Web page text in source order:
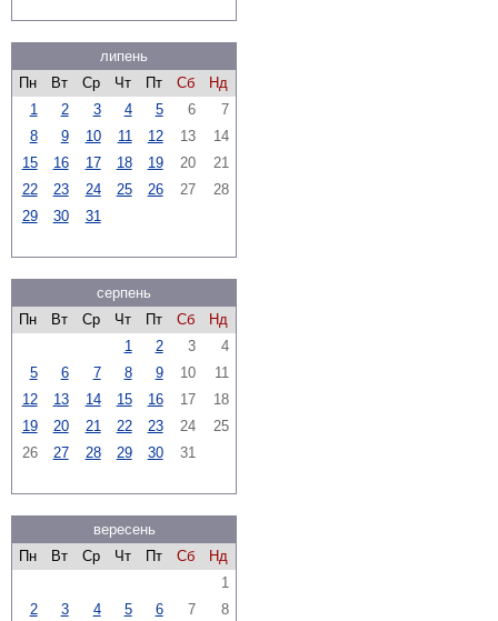
липень
Пн
Вт Ср Чт Пт Сб
Нд
1
2 3 4 5 6
7
8
9 10 11 12 13
14
15
16 17 18 19 20
21
22
23 24 25 26 27
28
29
30 31
серпень
Пн
Вт Ср Чт Пт Сб
Нд
1
2 3
4
5
6 7 8 9 10
11
12
13 14 15 16 17
18
19
20 21 22 23 24
25
26
27 28 29 30 31
вересень
Пн
Вт Ср Чт Пт Сб
Нд
1
2
3 4 5 6 7 8